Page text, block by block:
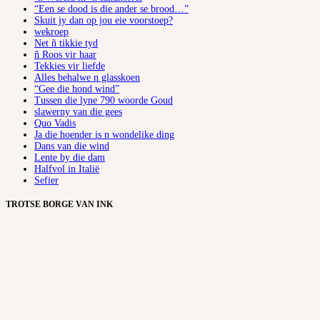
“Een se dood is die ander se brood…”
Skuit jy dan op jou eie voorstoep?
wekroep
Net ñ tikkie tyd
ñ Roos vir haar
Tekkies vir liefde
Alles behalwe n glasskoen
“Gee die hond wind”
Tussen die lyne 790 woorde Goud
slawerny van die gees
Quo Vadis
Ja die hoender is n wondelike ding
Dans van die wind
Lente by die dam
Halfvol in Italië
Sefier
TROTSE BORGE VAN INK